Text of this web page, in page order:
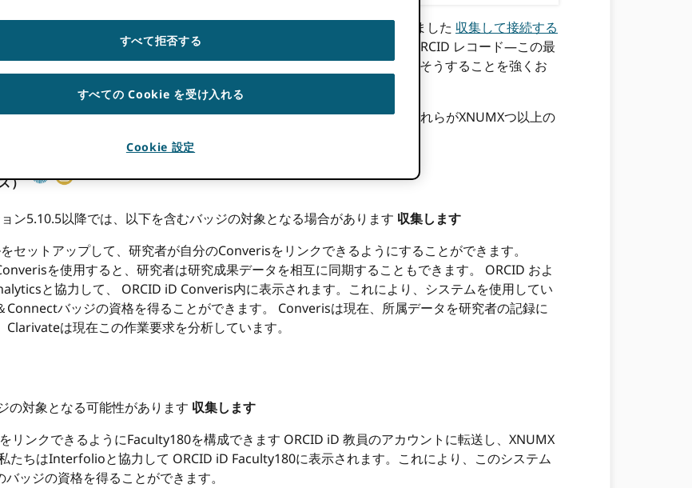
を皆さんと共有します ORCID-CRISシステムが授与されるようになりました 収集して接続する
用して、教職員、学生、卒業生の所属を主張する方法を強調します。 ORCID レコード—この最
よる情報インフラストラクチャの構築、私たちは研究機関のメンバーにそうすることを強くお
つをレビューしました ORCID メンバーのCRISシステム統合と、それらがXNUMXつ以上の
ていることを確認し、 ORCIDのベストプラクティスガイドライン。
）
ン5.10.5以降では、以下を含むバッジの対象となる場合があります 収集します
セットアップして、研究者が自分のConverisをリンクできるようにすることができます。
を使用すると、研究者は研究成果データを相互に同期することもできます。 ORCID およ
と協力して、 ORCID iD Converis内に表示されます。これにより、システムを使用してい
バッジの資格を得ることができます。 Converisは現在、所属データを研究者の記録に
は現在この作業要求を分析しています。
の対象となる可能性があります 収集します
リンクできるようにFaculty180を構成できます ORCID iD 教員のアカウントに転送し、XNUMX
たちはInterfolioと協力して ORCID iD Faculty180に表示されます。これにより、このシステム
ッジの資格を得ることができます。
すべて拒否する
すべての Cookie を受け入れる
Cookie 設定